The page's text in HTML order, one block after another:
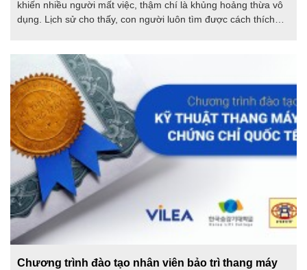
khiến nhiều người mất việc, thậm chí là khủng hoảng thừa vô
dụng. Lịch sử cho thấy, con người luôn tìm được cách thích
Chương trình đào tạo nhân viên bảo trì thang máy